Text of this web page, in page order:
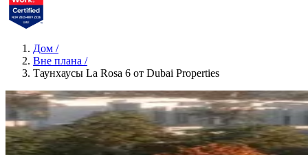
Дом /
Вне плана /
Таунхаусы La Rosa 6 от Dubai Properties